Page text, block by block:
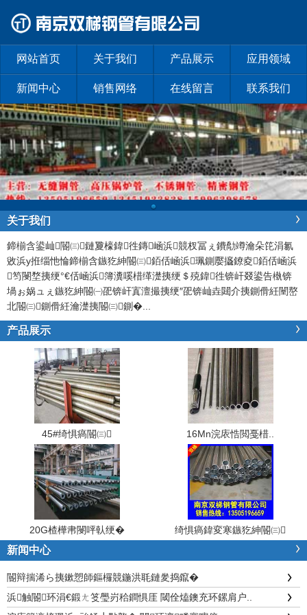
网站首页 关于我们 产品展示 应用领域
新闻中心 销售网络 在线留言 联系我们
关于我们
鍗椾含鍙屾閽㈢鏈夐檺鍏徃鏄崡浜競杈冨ぇ鐨勪竴瀹朵笓涓氱
敓浜у拰缁忚惀鍗椾含鏃犵紳閽㈢銆佸崡浜珮鍘嬮攨鐐夌銆佸崡浜
笉閿堥挗绠°€佸崡浜簿瀵嗘棤缂濋挗绠＄殑鍏徃锛屽叕鍙告槸锛
堝ぉ娲ュぇ鏃犵紳閽㈠巶锛屽寘澶撮挗绠″巶锛屾垚閮介挗鍘傦紝闉嶅
北閽㈢鍘傦紝瀹濋挗閽㈢鍘�
产品展示
45#绮惧瘑閽㈢ 16Mn浣庡悎閲戞棤..
20G楂樺帇閿呯倝绠� 绮惧瘑鍏変寒鏃犵紳閽㈢
新闻中心
閽辩揣浠ら挗鏉愬師鏂欏競鍦洪毦鏈夎捣鑹�
浜触閽环涓€鍛ㄤ笅璺岃秴鐧惧厓 閾佺熆鐭充环鏍肩户..